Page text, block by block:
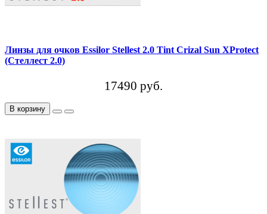
Линзы для очков Essilor Stellest 2.0 Tint Crizal Sun XProtect
(Стеллест 2.0)
17490 руб.
В корзину